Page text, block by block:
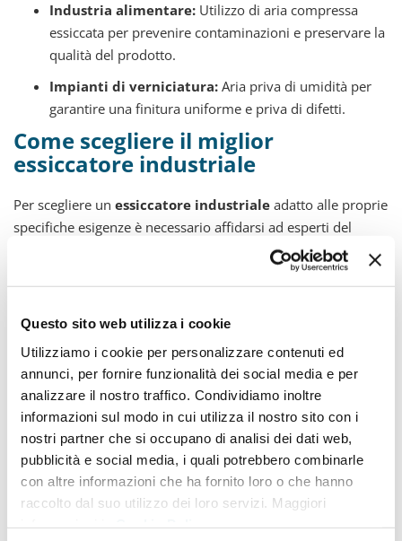
Questo sito web utilizza i cookie
Utilizziamo i cookie per personalizzare contenuti ed
annunci, per fornire funzionalità dei social media e per
analizzare il nostro traffico. Condividiamo inoltre
informazioni sul modo in cui utilizza il nostro sito con i
nostri partner che si occupano di analisi dei dati web,
pubblicità e social media, i quali potrebbero combinarle
con altre informazioni che ha fornito loro o che hanno
raccolto dal suo utilizzo dei loro servizi. Maggiori
Industria alimentare: Utilizzo di aria compressa
essiccata per prevenire contaminazioni e preservare la
qualità del prodotto.
Impianti di verniciatura: Aria priva di umidità per
garantire una finitura uniforme e priva di difetti.
Come scegliere il miglior
essiccatore industriale
Per scegliere un essiccatore industriale adatto alle proprie
specifiche esigenze è necessario affidarsi ad esperti del
settore che nella scelta sappiano assicurare:
stabilità del punto di rugiada
minime perdite di carico
durata dell'attrezzatura
qualità del prodotto finale
riduzione dei costi energetici
basso impatto ambientale